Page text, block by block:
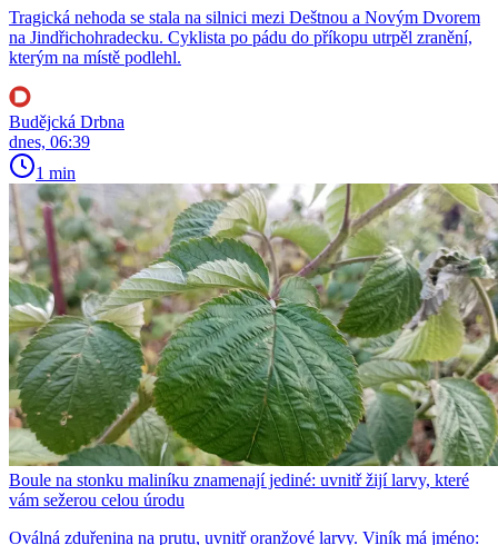
Tragická nehoda se stala na silnici mezi Deštnou a Novým Dvorem
na Jindřichohradecku. Cyklista po pádu do příkopu utrpěl zranění,
kterým na místě podlehl.
Budějcká Drbna
dnes, 06:39
1 min
Boule na stonku maliníku znamenají jediné: uvnitř žijí larvy, které
vám sežerou celou úrodu
Oválná zduřenina na prutu, uvnitř oranžové larvy. Viník má jméno: